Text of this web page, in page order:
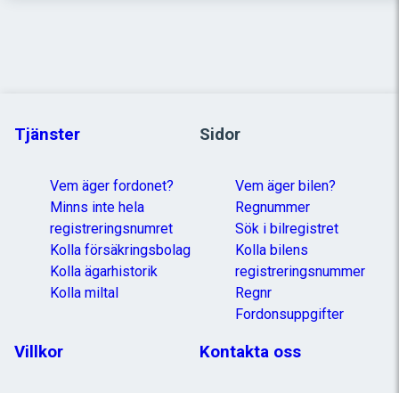
Tjänster
Vem äger fordonet?
Minns inte hela
registreringsnumret
Kolla försäkringsbolag
Kolla ägarhistorik
Kolla miltal
Sidor
Vem äger bilen?
Regnummer
Sök i bilregistret
Kolla bilens
registreringsnummer
Regnr
Fordonsuppgifter
Villkor Kontakta oss